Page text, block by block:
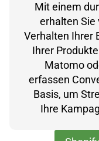
Mit einem
erhalten Sie
Verhalten Ihrer
Ihrer
Matomo
erfassen
Basis, um
Ihre